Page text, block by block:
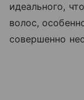
идеального,
волос,
совершенно